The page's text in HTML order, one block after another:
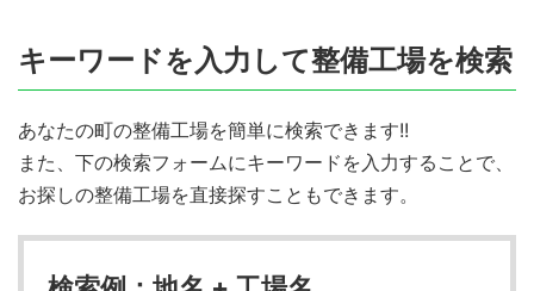
キーワードを入力して整備工場を検索
あなたの町の整備工場を簡単に検索できます!!
また、下の検索フォームにキーワードを入力することで、
お探しの整備工場を直接探すこともできます。